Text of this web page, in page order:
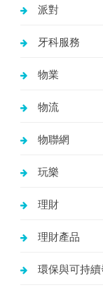
派對
牙科服務
物業
物流
物聯網
玩樂
理財
理財產品
環保與可持續